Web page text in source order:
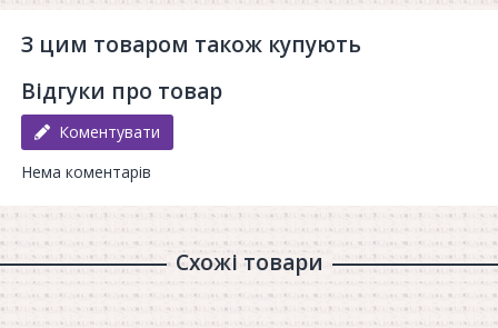
З цим товаром також купують
Відгуки про товар
Коментувати
Нема коментарів
Схожі товари